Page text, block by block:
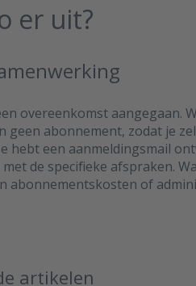
er uit?
overeenkomst aangegaan.
geen abonnement, zodat je
hebt een aanmeldingsmail
de specifieke afspraken.
abonnementskosten of
artikelen